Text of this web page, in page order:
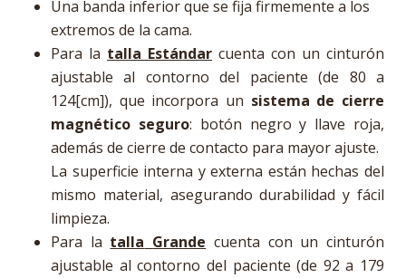
Una banda inferior que se fija firmemente a los
extremos de la cama.
Para la talla Estándar cuenta con un cinturón
ajustable al contorno del paciente (de 80 a
124[cm]), que incorpora un sistema de cierre
magnético seguro: botón negro y llave roja,
además de cierre de contacto para mayor ajuste.
La superficie interna y externa están hechas del
mismo material, asegurando durabilidad y fácil
limpieza.
Para la talla Grande cuenta con un cinturón
ajustable al contorno del paciente (de 92 a 179